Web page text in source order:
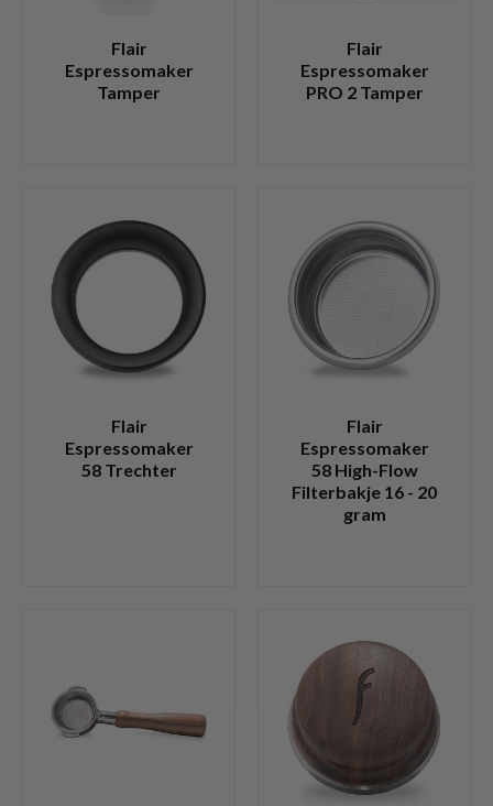
Flair
Espressomaker
Tamper
Flair
Espressomaker
PRO 2 Tamper
Flair
Espressomaker
58 Trechter
Flair
Espressomaker
58 High-Flow
Filterbakje 16 - 20
gram